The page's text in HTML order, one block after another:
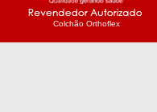
Colchão Orthoflex